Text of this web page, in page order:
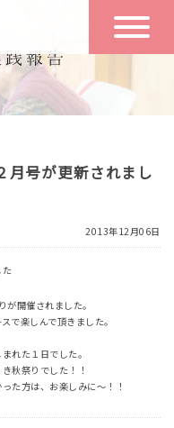
一日の流れ
空き状況
月号が更新されまし
2013年12月06日
開催されました。
で楽しんで頂きました。
れた１日でした。
秋祭りでした！！
た方は、お楽しみに～！！